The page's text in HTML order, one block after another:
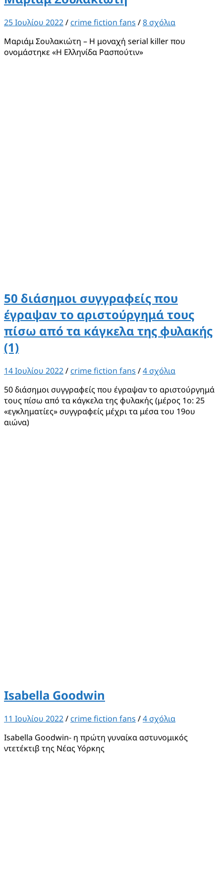
25 Ιουλίου 2022/ crime fiction fans /8 σχόλια
Μαριάμ Σουλακιώτη – Η μοναχή serial killer που
ονομάστηκε «Η Ελληνίδα Ρασπούτιν»
50 διάσημοι συγγραφείς που
έγραψαν το αριστούργημά τους
πίσω από τα κάγκελα της φυλακής
(1)
14 Ιουλίου 2022/ crime fiction fans /4 σχόλια
50 διάσημοι συγγραφείς που έγραψαν το αριστούργημά
τους πίσω από τα κάγκελα της φυλακής (μέρος 1ο: 25
«εγκληματίες» συγγραφείς μέχρι τα μέσα του 19ου
αιώνα)
Isabella Goodwin
11 Ιουλίου 2022/ crime fiction fans /4 σχόλια
Isabella Goodwin- η πρώτη γυναίκα αστυνομικός
ντετέκτιβ της Νέας Υόρκης